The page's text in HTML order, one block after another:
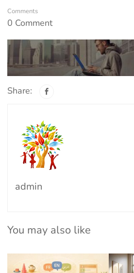
Comments
0 Comment
Share:
admin
You may also like